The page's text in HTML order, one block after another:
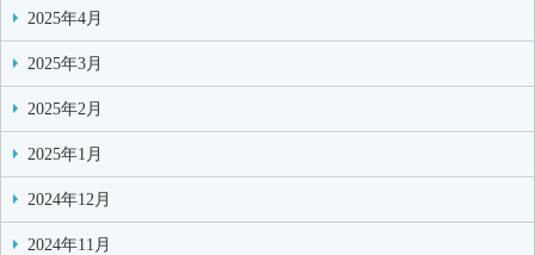
2025年4月
2025年3月
2025年2月
2025年1月
2024年12月
2024年11月